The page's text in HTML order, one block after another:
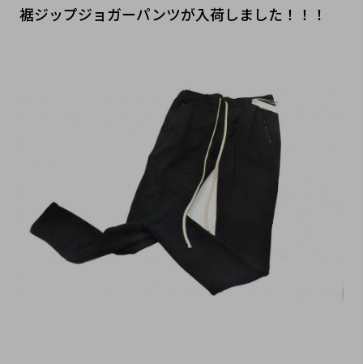
裾ジップジョガーパンツが入荷しました！！！